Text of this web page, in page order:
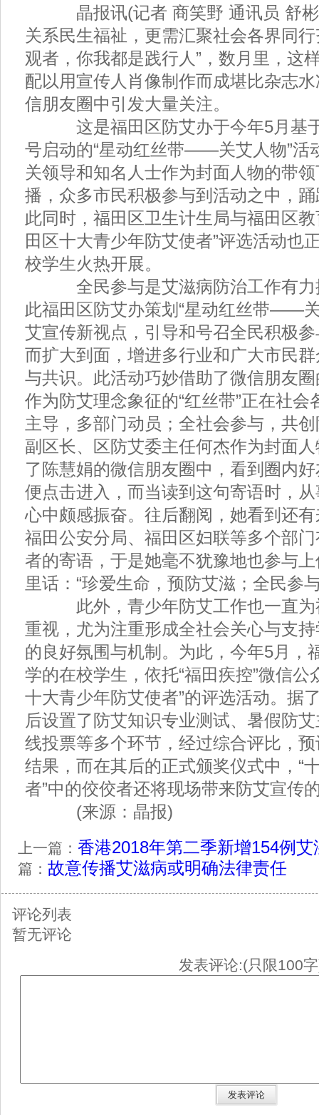
晶报讯(记者 商笑野 通讯员 舒彬
关系民生福祉，更需汇聚社会各界同
观者，你我都是践行人”，数月里，这
配以用宣传人肖像制作而成堪比杂志
信朋友圈中引发大量关注。
这是福田区防艾办于今年5月基于
号启动的“星动红丝带——关艾人物”活
关领导和知名人士作为封面人物的带
播，众多市民积极参与到活动之中，
此同时，福田区卫生计生局与福田区
田区十大青少年防艾使者”评选活动也
校学生火热开展。
全民参与是艾滋病防治工作有力
此福田区防艾办策划“星动红丝带——
艾宣传新视点，引导和号召全民积极
而扩大到面，增进多行业和广大市民
与共识。此活动巧妙借助了微信朋友
作为防艾理念象征的“红丝带”正在社会
主导，多部门动员；全社会参与，共
副区长、区防艾委主任何杰作为封面
了陈慧娟的微信朋友圈中，看到圈内
便点击进入，而当读到这句寄语时，
心中颇感振奋。往后翻阅，她看到还
福田公安分局、福田区妇联等多个部
者的寄语，于是她毫不犹豫地也参与
里话：“珍爱生命，预防艾滋；全民参
此外，青少年防艾工作也一直为
重视，尤为注重形成全社会关心与支
的良好氛围与机制。为此，今年5月，
学的在校学生，依托“福田疾控”微信公
十大青少年防艾使者”的评选活动。据
后设置了防艾知识专业测试、暑假防
线投票等多个环节，经过综合评比，
结果，而在其后的正式颁奖仪式中，“
者”中的佼佼者还将现场带来防艾宣传
(来源： 晶报)
上一篇： 香港2018年第二季新增154例
篇： 故意传播艾滋病或明确法律责任
评论列表
暂无评论
发表评论:(只限100